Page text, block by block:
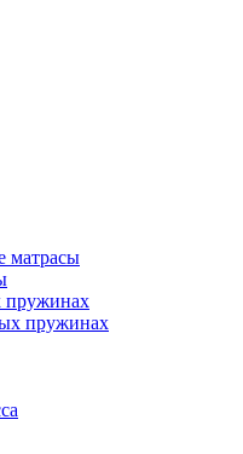
матрасы
пружинах
пружинах